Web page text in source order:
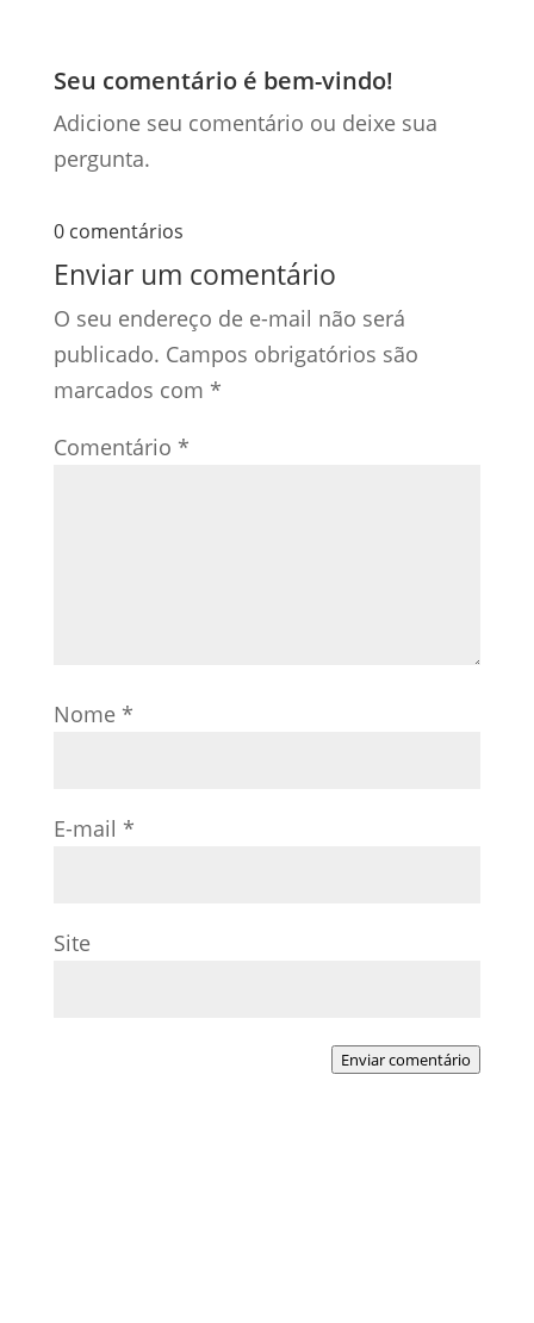
Seu comentário é bem-vindo!
Adicione seu comentário ou deixe sua
pergunta.
0 comentários
Enviar um comentário
O seu endereço de e-mail não será
publicado. Campos obrigatórios são
marcados com *
Comentário *
Nome *
E-mail *
Site
Enviar comentário